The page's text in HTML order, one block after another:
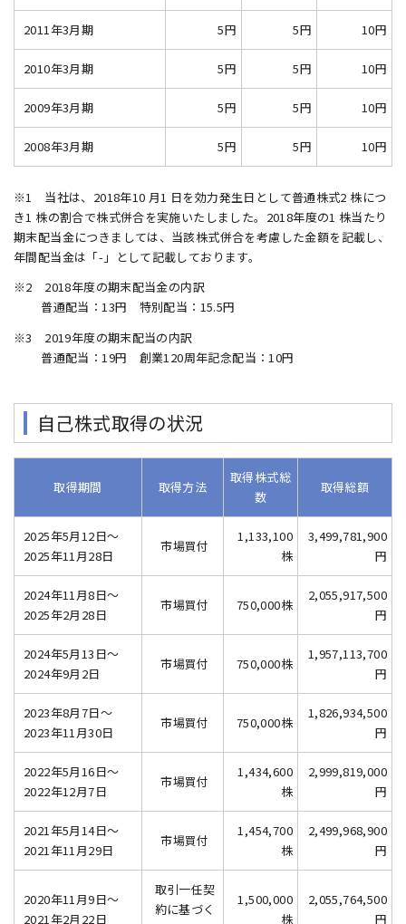
2011年3月期 5円 5円 10円
2010年3月期 5円 5円 10円
2009年3月期 5円 5円 10円
2008年3月期 5円 5円 10円
※1 当社は、2018年10 月1 日を効力発生日として普通株式2 株につ
き1 株の割合で株式併合を実施いたしました。2018年度の1 株当たり
期末配当金につきましては、当該株式併合を考慮した金額を記載し、
年間配当金は「-」として記載しております。
※2 2018年度の期末配当金の内訳
普通配当：13円 特別配当：15.5円
※3 2019年度の期末配当の内訳
普通配当：19円 創業120周年記念配当：10円
自己株式取得の状況
取得期間 取得方法
取得株式総
数
取得総額
2025年5月12日～
2025年11月28日
市場買付
1,133,100
株
3,499,781,900
円
2024年11月8日～
2025年2月28日
市場買付 750,000株
2,055,917,500
円
2024年5月13日～
2024年9月2日
市場買付 750,000株
1,957,113,700
円
2023年8月7日～
2023年11月30日
市場買付 750,000株
1,826,934,500
円
2022年5月16日～
2022年12月7日
市場買付
1,434,600
株
2,999,819,000
円
2021年5月14日～
2021年11月29日
市場買付
1,454,700
株
2,499,968,900
円
2020年11月9日～
2021年2月22日
取引一任契
約に基づく
1,500,000
株
2,055,764,500
円